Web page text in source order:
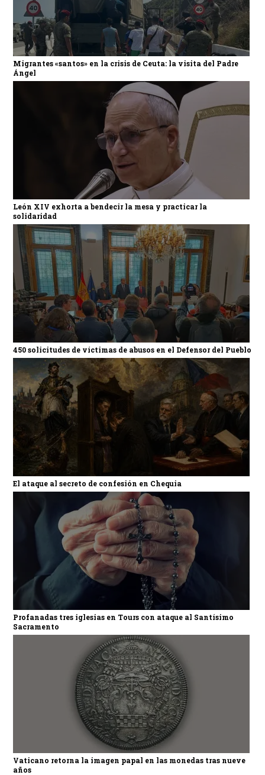
Migrantes «santos» en la crisis de Ceuta: la visita del Padre
Ángel
León XIV exhorta a bendecir la mesa y practicar la
solidaridad
450 solicitudes de víctimas de abusos en el Defensor del Pueblo
El ataque al secreto de confesión en Chequia
Profanadas tres iglesias en Tours con ataque al Santísimo
Sacramento
Vaticano retorna la imagen papal en las monedas tras nueve
años